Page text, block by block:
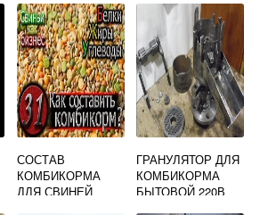
СОСТАВ
КОМБИКОРМА
ДЛЯ СВИНЕЙ
ГРАНУЛЯТОР ДЛЯ
КОМБИКОРМА
БЫТОВОЙ 220В